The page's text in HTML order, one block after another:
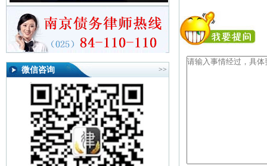
微信咨询 >>